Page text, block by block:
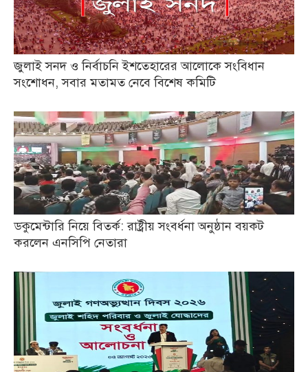
জুলাই সনদ ও নির্বাচনি ইশতেহারের আলোকে সংবিধান
সংশোধন, সবার মতামত নেবে বিশেষ কমিটি
ডকুমেন্টারি নিয়ে বিতর্ক: রাষ্ট্রীয় সংবর্ধনা অনুষ্ঠান বয়কট
করলেন এনসিপি নেতারা